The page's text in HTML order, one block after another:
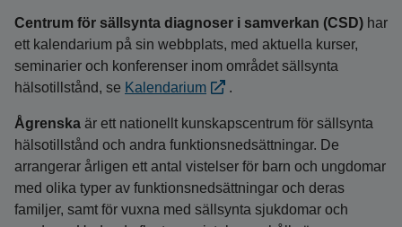
Centrum för sällsynta diagnoser i samverkan (CSD) har
ett kalendarium på sin webbplats, med aktuella kurser,
seminarier och konferenser inom området sällsynta
hälsotillstånd, se Kalendarium .
Ågrenska är ett nationellt kunskapscentrum för sällsynta
hälsotillstånd och andra funktionsnedsättningar. De
arrangerar årligen ett antal vistelser för barn och ungdomar
med olika typer av funktionsnedsättningar och deras
familjer, samt för vuxna med sällsynta sjukdomar och